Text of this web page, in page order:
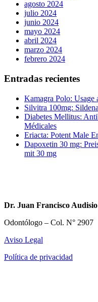
agosto 2024
julio 2024
junio 2024
mayo 2024
abril 2024
marzo 2024
febrero 2024
Entradas recientes
Kamagra Polo:
Silvitra 100mg:
Diabetes Mellitus:
Médicales
Eriacta: Potent Male
Dapoxetin 30 mg:
mit 30 mg
Dr. Juan Francisco Audisio
Odontólogo – Col. N° 2907
Aviso Legal
Política de privacidad